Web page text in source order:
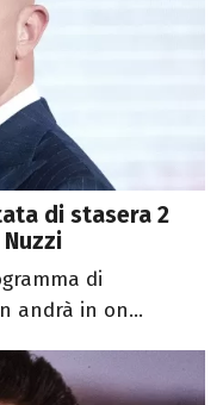
di stasera 2
di
andrà in on...